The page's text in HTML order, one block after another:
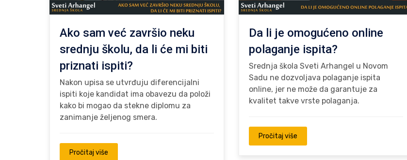
Ako sam već završio neku
srednju školu, da li će mi biti
priznati ispiti?
Nakon upisa se utvrđuju diferencijalni
ispiti koje kandidat ima obavezu da položi
kako bi mogao da stekne diplomu za
zanimanje željenog smera.
Pročitaj više
Da li je omogućeno online
polaganje ispita?
Srednja škola Sveti Arhangel u Novom
Sadu ne dozvoljava polaganje ispita
online, jer ne može da garantuje za
kvalitet takve vrste polaganja.
Pročitaj više